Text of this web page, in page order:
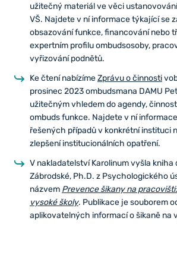
užitečný materiál ve věci
VŠ. Najdete v ní informace týkající se
obsazování funkce, financování nebo
expertním profilu ombudsosoby,
vyřizování podnětů.
Ke čtení nabízímeZprávu o činnosti
prosinec 2023 ombudsmana DAMU
užitečným vhledem do agendy,
ombuds funkce. Najdete v ní
řešených případů v konkrétní instituci
zlepšení institucionálních opatření.
V nakladatelství Karolinum vyšla kniha
Zábrodské, Ph.D. z Psychologického
názvem Prevence šikany na
vysoké školy. Publikace je souborem
aplikovatelných informací o šikaně na